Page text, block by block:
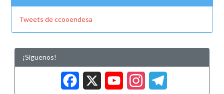
Tweets de ccooendesa
¡Síguenos!
Facebook
X